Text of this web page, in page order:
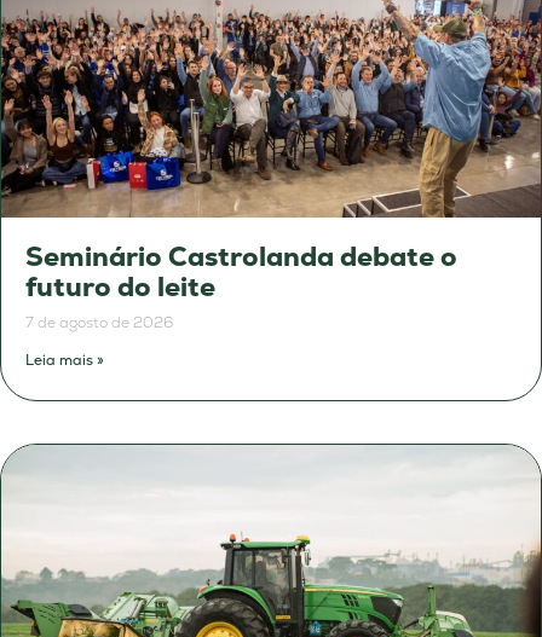
Seminário Castrolanda debate o
futuro do leite
7 de agosto de 2026
Leia mais »